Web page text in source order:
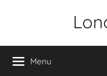
conteúdo
Menu